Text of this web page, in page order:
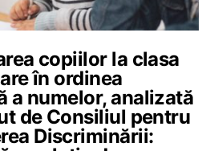
copiilor la clasa
în ordinea
a numelor, analizată
de Consiliul pentru
Discriminării: